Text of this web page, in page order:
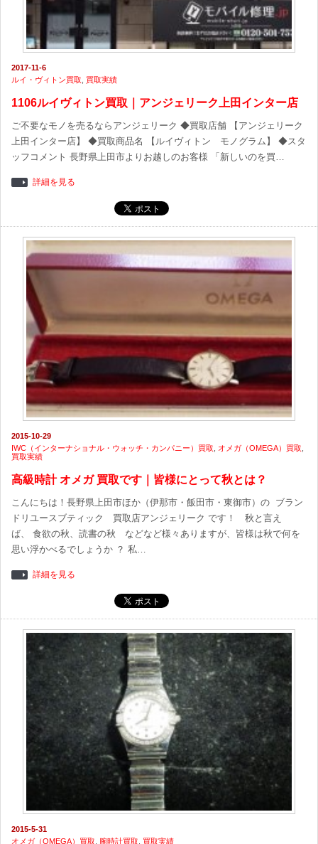
2017-11-6
ルイ・ヴィトン買取
買取実績
1106ルイヴィトン買取｜アンジェリーク上田インター店
ご不要なモノを売るならアンジェリーク ◆買取店舗 【アンジェリーク
上田インター店】 ◆買取商品名 【ルイヴィトン モノグラム】 ◆スタ
ッフコメント 長野県上田市よりお越しのお客様 「新しいのを買…
詳細を見る
2015-10-29
IWC（インターナショナル・ウォッチ・カンパニー）買取, オメガ（OMEGA）買取,
買取実績
高級時計 オメガ 買取です｜皆様にとって秋とは？
こんにちは！長野県上田市ほか（伊那市・飯田市・東御市）の ブラン
ドリユースブティック 買取店アンジェリーク です！ 秋と言え
ば、 食欲の秋、読書の秋 などなど様々ありますが、皆様は秋で何を
思い浮かべるでしょうか ？ 私…
詳細を見る
2015-5-31
オメガ（OMEGA）買取
腕時計買取 買取実績